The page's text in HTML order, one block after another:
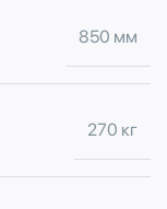
850 мм
270 кг